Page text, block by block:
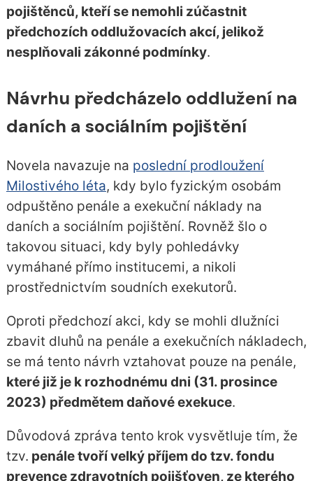
pojištěnců, kteří se nemohli zúčastnit
předchozích oddlužovacích akcí, jelikož
nesplňovali zákonné podmínky.
Návrhu předcházelo oddlužení na
daních a sociálním pojištění
Novela navazuje na poslední prodloužení
Milostivého léta, kdy bylo fyzickým osobám
odpuštěno penále a exekuční náklady na
daních a sociálním pojištění. Rovněž šlo o
takovou situaci, kdy byly pohledávky
vymáhané přímo institucemi, a nikoli
prostřednictvím soudních exekutorů.
Oproti předchozí akci, kdy se mohli dlužníci
zbavit dluhů na penále a exekučních nákladech,
se má tento návrh vztahovat pouze na penále,
které již je k rozhodnému dni (31. prosince
2023) předmětem daňové exekuce.
Důvodová zpráva tento krok vysvětluje tím, že
tzv. penále tvoří velký příjem do tzv. fondu
prevence zdravotních pojišťoven, ze kterého